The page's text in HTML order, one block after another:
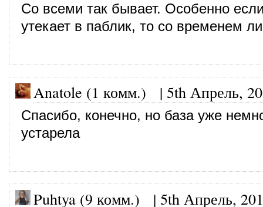
Со всеми так бывает. Особенно
утекает в паблик, то со временем
Anatole (1 комм.) | 5th Апрель,
Спасибо, конечно, но база уже
устарела
Puhtya (9 комм.) | 5th Апрель,